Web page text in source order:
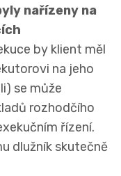
nařízeny na
by klient měl
na jeho
se může
rozhodčího
řízení.
dlužník skutečně